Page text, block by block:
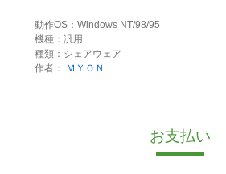
動作OS：Windows NT/98/95
機種：汎用
種類：シェアウェア
作者：
ＭＹＯＮ
お支払い